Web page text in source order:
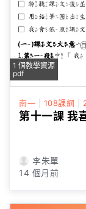
1 個教學資源
pdf
南一 108課綱
第十一課 我
李朱單
14 個月前